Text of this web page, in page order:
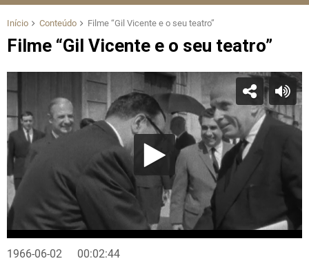
Início Conteúdo Filme “Gil Vicente e o seu teatro”
Filme “Gil Vicente e o seu teatro”
1966-06-02 00:02:44